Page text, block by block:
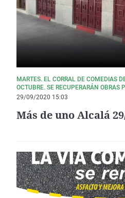
MARTES. EL CORRAL DE COMEDIAS
OCTUBRE. SE RECUPERARÁN
29/09/2020 15:03
Más de uno Alcalá